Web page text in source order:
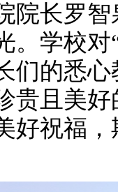
院长罗
。学校
们的悉
贵且美
好祝福